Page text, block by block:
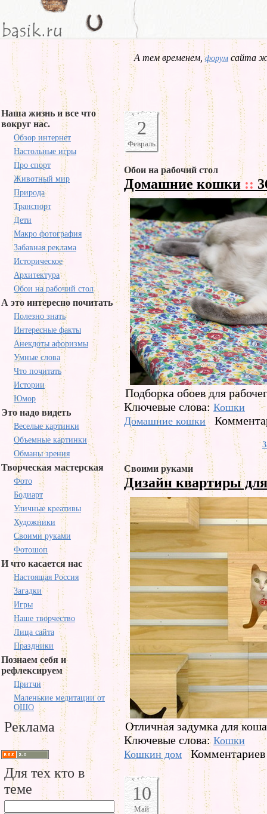
А тем временем,форум сайта
Наша жизнь и все что
вокруг нас.
Обзор интернет
Настольные игры
Про спорт
Животный мир
Природа
Транспорт
Дети
Макро фотография
Забавная реклама
Историческое
Архитектура
Обои на рабочий стол
А это интересно почитать
Полезно знать
Интересные факты
Анекдоты афоризмы
Умные слова
Что почитать
Истории
Юмор
Это надо видеть
Веселые картинки
Объемные картинки
Обманы зрения
Творческая мастерская
Фото
Бодиарт
Уличные креативы
Художники
Своими руками
Фотошоп
И что касается нас
Настоящая Россия
Загадки
Игры
Наше творчество
Лица сайта
Праздники
Познаем себя и
рефлексируем
Притчи
Маленькие медитации от
ОШО
Реклама
Для тех кто в
теме
2
Февраль
Обои на рабочий стол
Домашние кошки::
Подборка обоев для
Ключевые слова: Кошки
Домашние кошки
Своими руками
Дизайн квартиры
Отличная задумка для
Ключевые слова: Кошки
Кошкин дом
10
Май